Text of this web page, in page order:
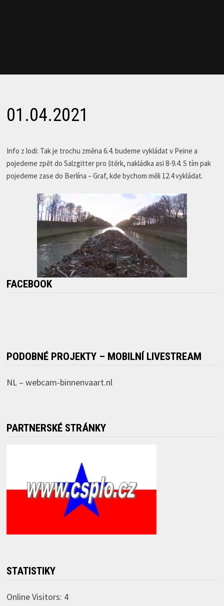
01.04.2021
Info z lodi: Tak je trochu změna 6.4. budeme vykládat v Peine a
pojedeme zpět do Salzgitter pro štěrk, nakládka asi 8-9.4. S tím pak
pojedeme zase do Berlína – Graf, kde bychom měli 12.4 vykládat.
FACEBOOK
PODOBNÉ PROJEKTY – MOBILNÍ LIVESTREAM
NL – webcam-binnenvaart.nl
PARTNERSKÉ STRÁNKY
STATISTIKY
Online Visitors: 4